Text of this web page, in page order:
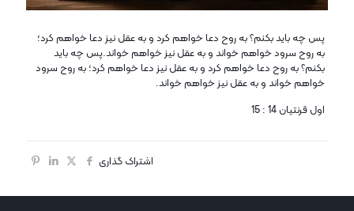
پس چه باید بکنم؟ به روح دعا خواهم کرد و به عقل نیز دعا خواهم کرد؛
به روح سرود خواهم خواند و به عقل نیز خواهم خواند.پس چه باید
بکنم؟ به روح دعا خواهم کرد و به عقل نیز دعا خواهم کرد؛ به روح سرود
خواهم خواند و به عقل نیز خواهم خواند.
اول قرنتیان 14 : 15
اشتراک گذاری